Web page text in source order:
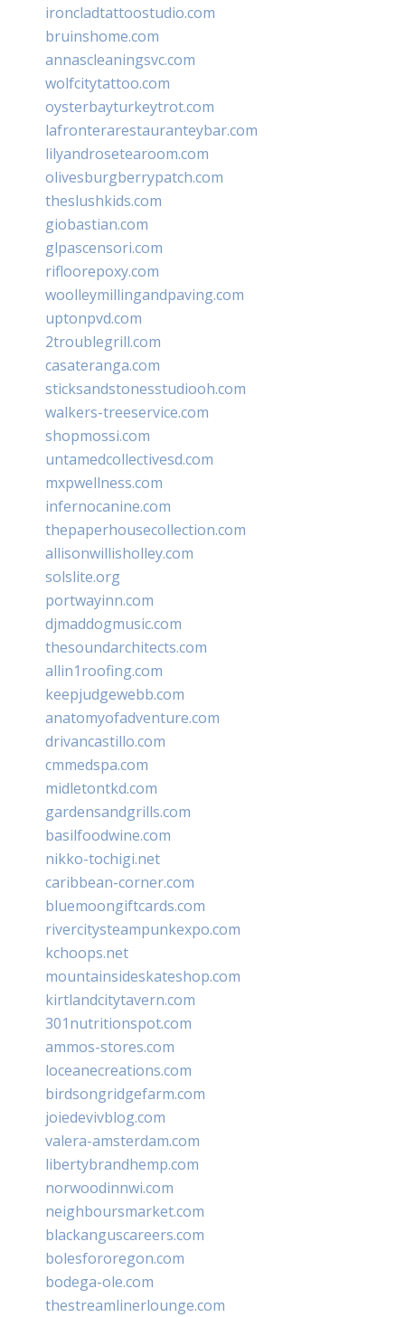
ironcladtattoostudio.com
bruinshome.com
annascleaningsvc.com
wolfcitytattoo.com
oysterbayturkeytrot.com
lafronterarestauranteybar.com
lilyandrosetearoom.com
olivesburgberrypatch.com
theslushkids.com
giobastian.com
glpascensori.com
rifloorepoxy.com
woolleymillingandpaving.com
uptonpvd.com
2troublegrill.com
casateranga.com
sticksandstonesstudiooh.com
walkers-treeservice.com
shopmossi.com
untamedcollectivesd.com
mxpwellness.com
infernocanine.com
thepaperhousecollection.com
allisonwillisholley.com
solslite.org
portwayinn.com
djmaddogmusic.com
thesoundarchitects.com
allin1roofing.com
keepjudgewebb.com
anatomyofadventure.com
drivancastillo.com
cmmedspa.com
midletontkd.com
gardensandgrills.com
basilfoodwine.com
nikko-tochigi.net
caribbean-corner.com
bluemoongiftcards.com
rivercitysteampunkexpo.com
kchoops.net
mountainsideskateshop.com
kirtlandcitytavern.com
301nutritionspot.com
ammos-stores.com
loceanecreations.com
birdsongridgefarm.com
joiedevivblog.com
valera-amsterdam.com
libertybrandhemp.com
norwoodinnwi.com
neighboursmarket.com
blackanguscareers.com
bolesfororegon.com
bodega-ole.com
thestreamlinerlounge.com